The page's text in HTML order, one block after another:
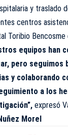
y traslado
centros
Toribio Bencosme
equipos han
pero seguimos
y colaborando
a los
expresó
Morel